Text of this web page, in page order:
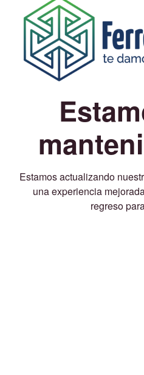
Estamos actualizando
una experiencia
regreso